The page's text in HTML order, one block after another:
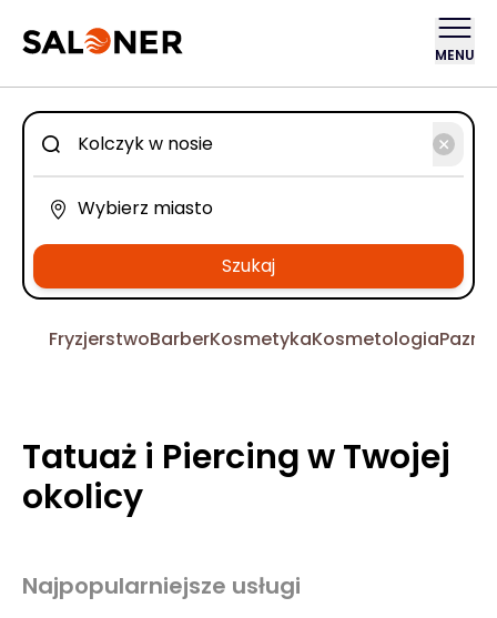
MENU
Szukaj
FryzjerstwoBarberKosmetykaKosmetologia
Tatuaż i Piercing w Twojej
okolicy
Najpopularniejsze usługi